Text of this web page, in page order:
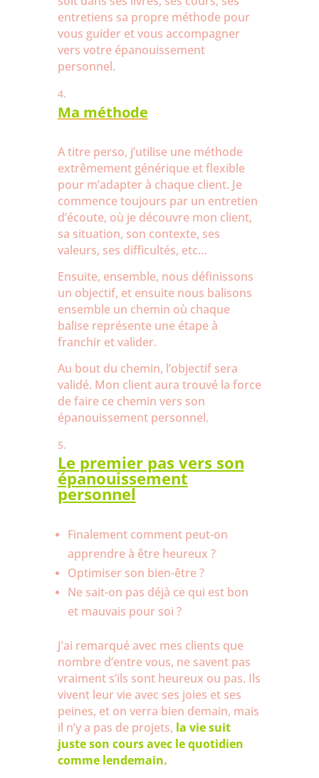
entretiens sa propre méthode pour
vous guider et vous accompagner
vers votre épanouissement
personnel.
Ma méthode
A titre perso, j’utilise une méthode
extrêmement générique et flexible
pour m’adapter à chaque client. Je
commence toujours par un entretien
d’écoute, où je découvre mon client,
sa situation, son contexte, ses
valeurs, ses difficultés, etc…
Ensuite, ensemble, nous définissons
un objectif, et ensuite nous balisons
ensemble un chemin où chaque
balise représente une étape à
franchir et valider.
Au bout du chemin, l’objectif sera
validé. Mon client aura trouvé la force
de faire ce chemin vers son
épanouissement personnel.
Le premier pas vers son
épanouissement
personnel
Finalement comment peut-on
apprendre à être heureux ?
Optimiser son bien-être ?
Ne sait-on pas déjà ce qui est bon
et mauvais pour soi ?
J’ai remarqué avec mes clients que
nombre d’entre vous, ne savent pas
vraiment s’ils sont heureux ou pas. Ils
vivent leur vie avec ses joies et ses
peines, et on verra bien demain, mais
il n’y a pas de projets, la vie suit
juste son cours avec le quotidien
comme lendemain.